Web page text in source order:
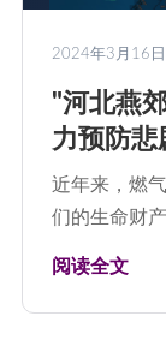
2024年3月16日
"河北燕
力预防悲
近年来，燃
们的生命财
阅读全文